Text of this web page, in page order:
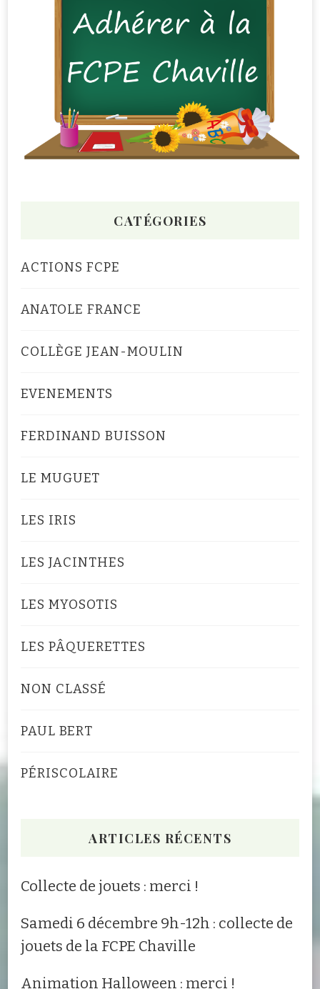
CATÉGORIES
ACTIONS FCPE
ANATOLE FRANCE
COLLÈGE JEAN-MOULIN
EVENEMENTS
FERDINAND BUISSON
LE MUGUET
LES IRIS
LES JACINTHES
LES MYOSOTIS
LES PÂQUERETTES
NON CLASSÉ
PAUL BERT
PÉRISCOLAIRE
ARTICLES RÉCENTS
Collecte de jouets : merci !
Samedi 6 décembre 9h-12h : collecte de
jouets de la FCPE Chaville
Animation Halloween : merci !